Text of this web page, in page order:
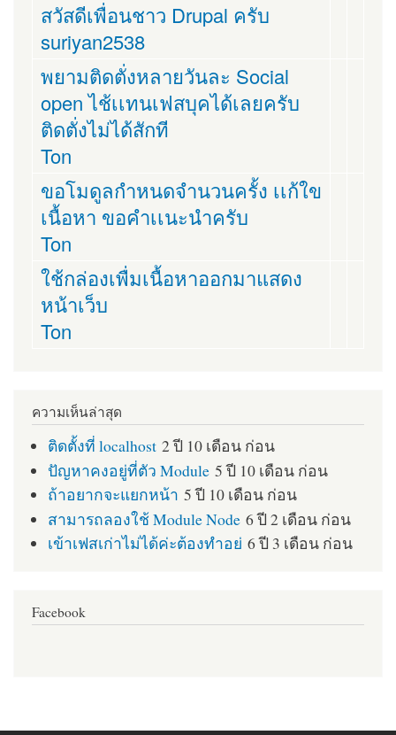
สวัสดีเพื่อนชาว Drupal ครับ
suriyan2538
พยามติดตั่งหลายวันละ Social
open ไช้เเทนเฟสบุคได้เลยครับ
ติดตั่งไม่ได้สักที
Ton
ขอโมดูลกำหนดจำนวนครั้ง เเก้ใข
เนื้อหา ขอคำเเนะนำครับ
Ton
ใช้กล่องเพื่มเนื้อหาออกมาแสดง
หน้าเว็บ
Ton
ความเห็นล่าสุด
ติดตั้งที่ localhost 2 ปี 10 เดือน ก่อน
ปัญหาคงอยู่ที่ตัว Module 5 ปี 10 เดือน ก่อน
ถ้าอยากจะแยกหน้า 5 ปี 10 เดือน ก่อน
สามารถลองใช้ Module Node 6 ปี 2 เดือน ก่อน
เข้าเฟสเก่าไม่ได้ค่ะต้องทำอย่ 6 ปี 3 เดือน ก่อน
Facebook